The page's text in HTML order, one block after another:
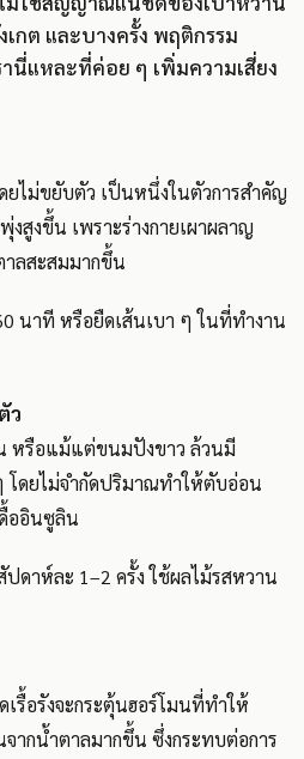
กต และบางครั้ง พฤติกรรม
นี่แหละที่ค่อย ๆ เพิ่มความเสี่ยง
ยไม่ขยับตัว เป็นหนึ่งในตัวการสำคัญ
สูงขึ้น เพราะร่างกายเผาผลาญ
ลสะสมมากขึ้น
นาที หรือยืดเส้นเบา ๆ ในที่ทำงาน
ว
หรือแม้แต่ขนมปังขาว ล้วนมี
ดยไม่จำกัดปริมาณทำให้ตับอ่อน
ออินซูลิน
ปดาห์ละ 1–2 ครั้ง ใช้ผลไม้รสหวาน
รื้อรังจะกระตุ้นฮอร์โมนที่ทำให้
ากน้ำตาลมากขึ้น ซึ่งกระทบต่อการ